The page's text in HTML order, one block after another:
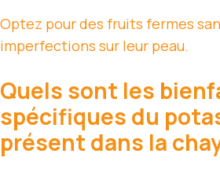
Optez pour des fruits fermes
imperfections sur leur peau.
Quels sont les
spécifiques du
présent dans la